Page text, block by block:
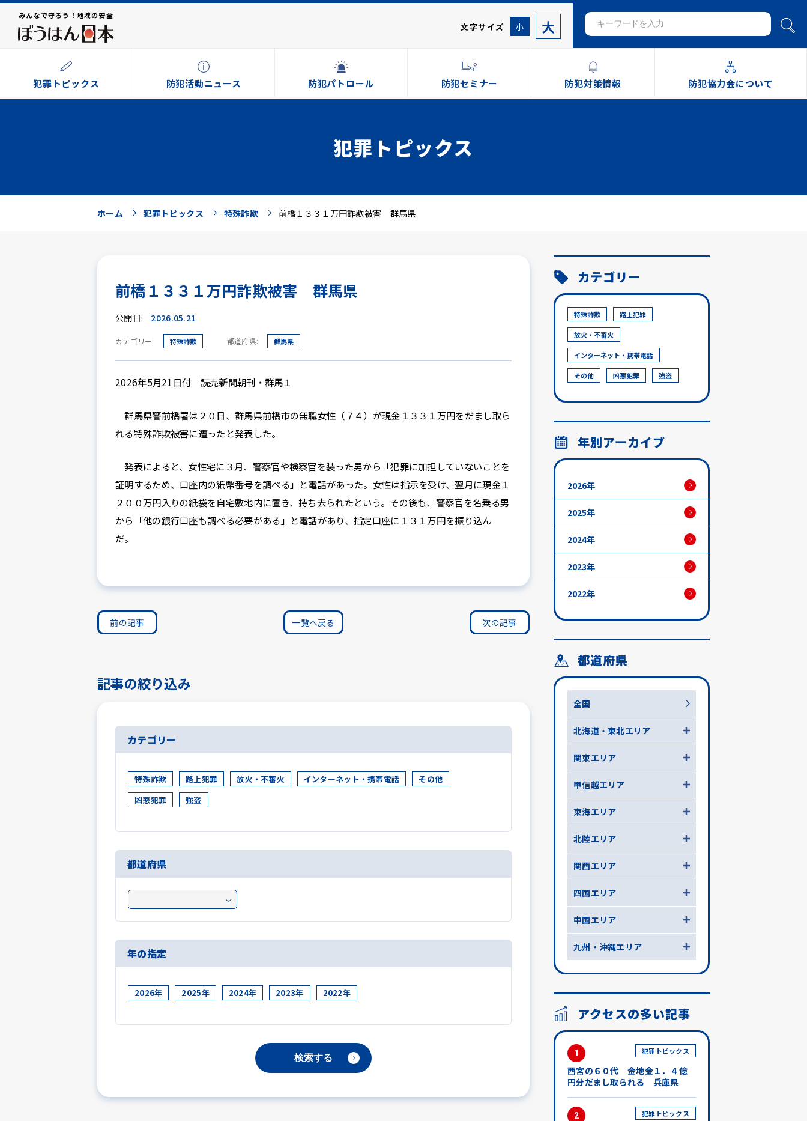
みんなで守ろう！地域の安全
文字サイズ 小 大
犯罪トピックス 防犯活動ニュース 防犯パトロール 防犯セミナー 防犯対策情報 防犯協力会について
犯罪トピックス
ホーム 犯罪トピックス 特殊詐欺 前橋１３３１万円詐欺被害 群馬県
前橋１３３１万円詐欺被害 群馬県
公開日: 2026.05.21
カテゴリー: 特殊詐欺 都道府県: 群馬県
2026年5月21日付 読売新聞朝刊・群馬１
群馬県警前橋署は２０日、群馬県前橋市の無職女性（７４）が現金１３３１万円をだまし取ら
れる特殊詐欺被害に遭ったと発表した。
発表によると、女性宅に３月、警察官や検察官を装った男から「犯罪に加担していないことを
証明するため、口座内の紙幣番号を調べる」と電話があった。女性は指示を受け、翌月に現金１
２００万円入りの紙袋を自宅敷地内に置き、持ち去られたという。その後も、警察官を名乗る男
から「他の銀行口座も調べる必要がある」と電話があり、指定口座に１３１万円を振り込ん
だ。
前の記事 一覧へ戻る 次の記事
記事の絞り込み
カテゴリー
特殊詐欺 路上犯罪 放火・不審火 インターネット・携帯電話
その他
凶悪犯罪
強盗
都道府県
年の指定
2026年 2025年 2024年 2023年 2022年
カテゴリー
特殊詐欺 路上犯罪
放火・不審火
インターネット・携帯電話
その他 凶悪犯罪 強盗
年別アーカイブ
2026年
2025年
2024年
2023年
2022年
都道府県
全国
北海道・東北エリア
関東エリア
甲信越エリア
東海エリア
北陸エリア
関西エリア
四国エリア
中国エリア
九州・沖縄エリア
アクセスの多い記事
1 犯罪トピックス
西宮の６０代 金地金１．４億
円分だまし取られる 兵庫県
2 犯罪トピックス